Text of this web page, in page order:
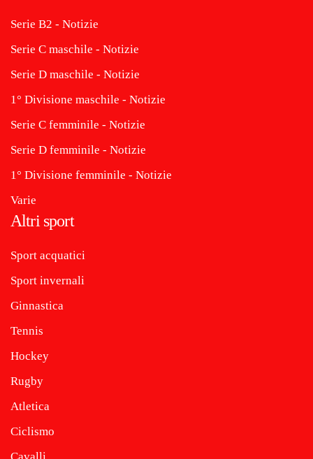
Serie B2 - Notizie
Serie C maschile - Notizie
Serie D maschile - Notizie
1° Divisione maschile - Notizie
Serie C femminile - Notizie
Serie D femminile - Notizie
1° Divisione femminile - Notizie
Varie
Altri sport
Sport acquatici
Sport invernali
Ginnastica
Tennis
Hockey
Rugby
Atletica
Ciclismo